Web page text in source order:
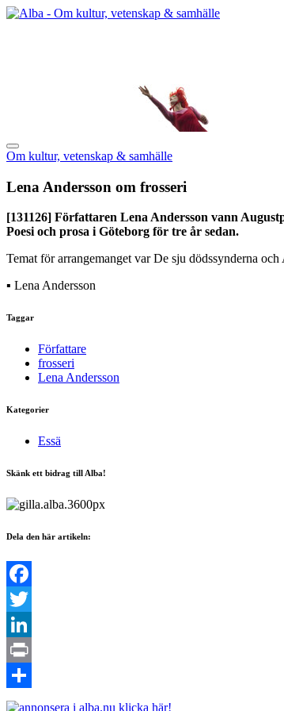
Om kultur, vetenskap & samhälle
Lena Andersson om frosseri
[131126] Författaren Lena Andersson vann
Poesi och prosa i Göteborg för tre år sedan.
Temat för arrangemanget var De sju dödssynderna
▪ Lena Andersson
Taggar
Författare
frosseri
Lena Andersson
Kategorier
Essä
Skänk ett bidrag till Alba!
Dela den här artikeln:
Facebook
Twitter
LinkedIn
Print
Dela